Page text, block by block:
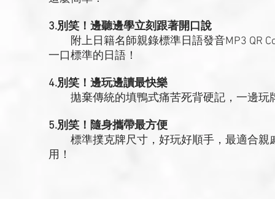
3.別笑！邊聽邊學立刻跟著開口說
附上日籍名師親錄標準日語發音MP3 QR
一口標準的日語！
4.別笑！邊玩邊讀最快樂
拋棄傳統的填鴨式痛苦死背硬記，一邊玩
5.別笑！隨身攜帶最方便
標準撲克牌尺寸，好玩好順手，最適合親
用！